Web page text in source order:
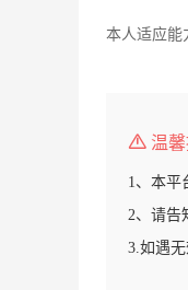
本人适应能
温
1、本平
2、请告
3.如遇